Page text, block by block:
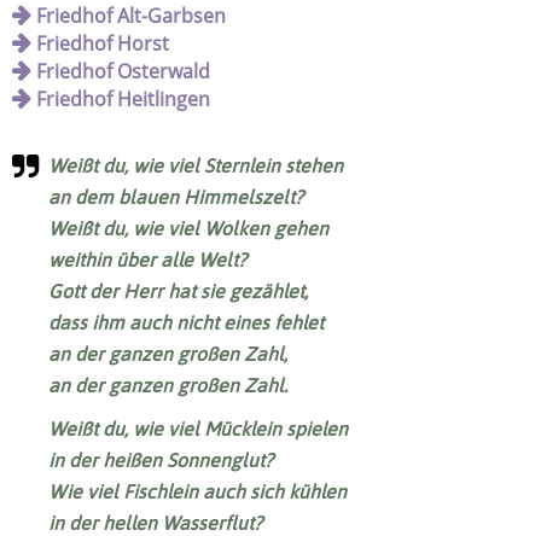
Friedhof Alt-Garbsen
Friedhof Horst
Friedhof Osterwald
Friedhof Heitlingen
Weißt du, wie viel Sternlein stehen
an dem blauen Himmelszelt?
Weißt du, wie viel Wolken gehen
weithin über alle Welt?
Gott der Herr hat sie gezählet,
dass ihm auch nicht eines fehlet
an der ganzen großen Zahl,
an der ganzen großen Zahl.
Weißt du, wie viel Mücklein spielen
in der heißen Sonnenglut?
Wie viel Fischlein auch sich kühlen
in der hellen Wasserflut?